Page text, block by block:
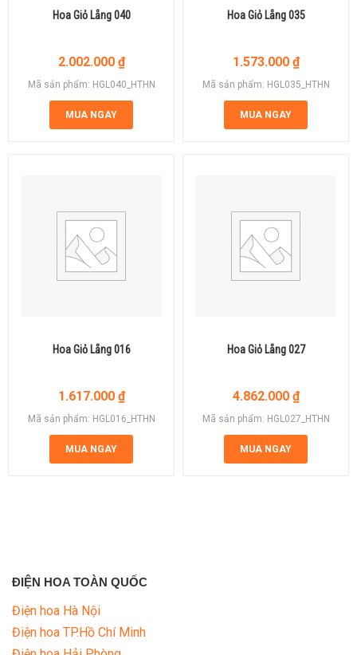
Hoa Giỏ Lẵng 040
2.002.000 ₫
Mã sản phẩm: HGL040_HTHN
MUA NGAY
Hoa Giỏ Lẵng 035
1.573.000 ₫
Mã sản phẩm: HGL035_HTHN
MUA NGAY
Hoa Giỏ Lẵng 016
1.617.000 ₫
Mã sản phẩm: HGL016_HTHN
MUA NGAY
Hoa Giỏ Lẵng 027
4.862.000 ₫
Mã sản phẩm: HGL027_HTHN
MUA NGAY
ĐIỆN HOA TOÀN QUỐC
Điện hoa Hà Nội
Điện hoa TP.Hồ Chí Minh